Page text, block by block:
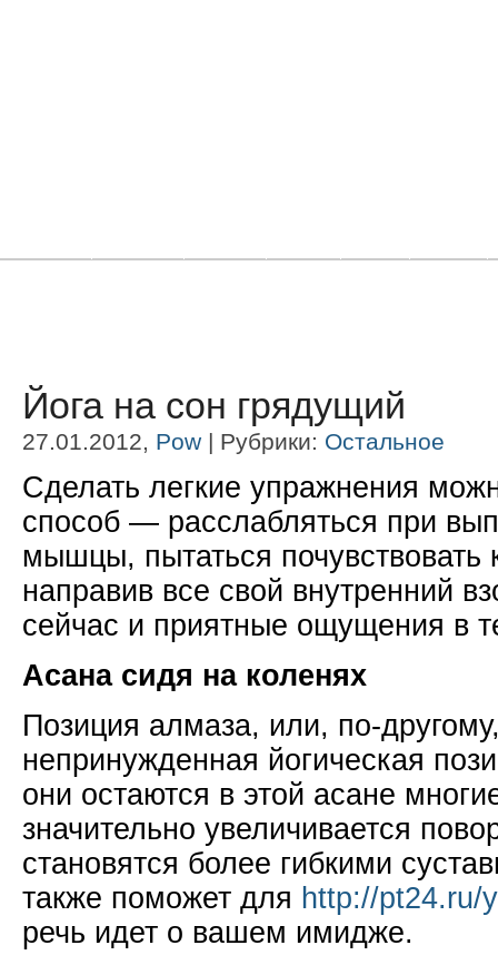
Йога на сон грядущий
27.01.2012, Pow | Рубрики: Остальное
Сделать легкие упражнения
способ — расслабляться при
мышцы, пытаться почувствовать
направив все свой внутренний
сейчас и приятные ощущения в
Асана сидя на коленях
Позиция алмаза, или, по-
непринужденная йогическая
они остаются в этой асане
значительно увеличивается
становятся более гибкими
также поможет для http://pt24.ru/
речь идет о вашем имидже.